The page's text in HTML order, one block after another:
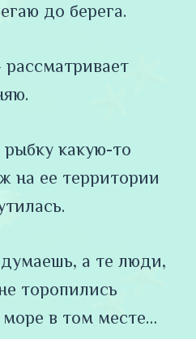
до берега.
какую-то
на ее территории
а те люди,
торопились
море в том месте…